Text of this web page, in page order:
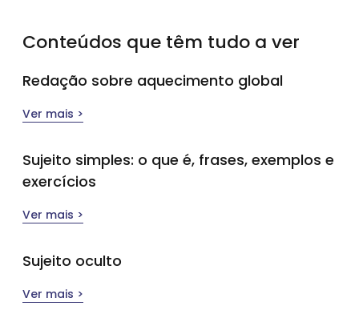
Conteúdos que têm tudo a ver
Redação sobre aquecimento global
Ver mais >
Sujeito simples​: o que é, frases, exemplos e
exercícios
Ver mais >
Sujeito oculto
Ver mais >